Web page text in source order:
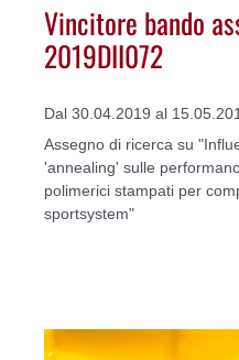
Vincitore bando
2019DII072
Dal 30.04.2019 al
Assegno di ricerca su
'annealing' sulle
polimerici stampati per
sportsystem"